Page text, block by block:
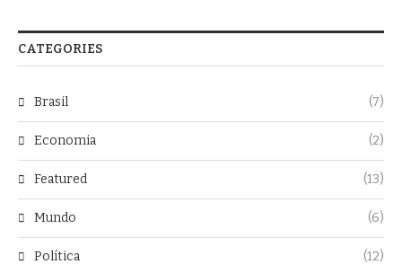
CATEGORIES
Brasil (7)
Economia (2)
Featured (13)
Mundo (6)
Política (12)